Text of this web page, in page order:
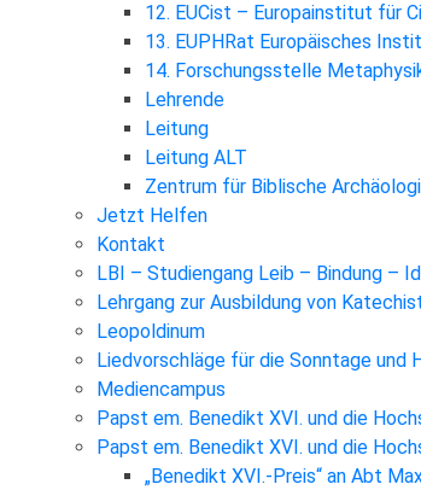
12. EUCist – Europainstitut für
13. EUPHRat Europäisches
14. Forschungsstelle
Lehrende
Leitung
Leitung ALT
Zentrum für Biblische
Jetzt Helfen
Kontakt
LBI – Studiengang Leib – Bindung –
Lehrgang zur Ausbildung von
Leopoldinum
Liedvorschläge für die Sonntage und
Mediencampus
Papst em. Benedikt XVI. und die
Papst em. Benedikt XVI. und die
„Benedikt XVI.-Preis“ an Abt